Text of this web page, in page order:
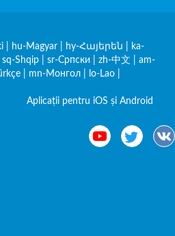
hu-Magyar hy-Հայերեն
ka-
sq-Shqip sr-Српски zh-中文
am-
mn-Монгол lo-Lao
Aplicații pentru iOS și Android